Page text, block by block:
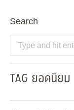
Search
Search:
TAG ยอดนิยม